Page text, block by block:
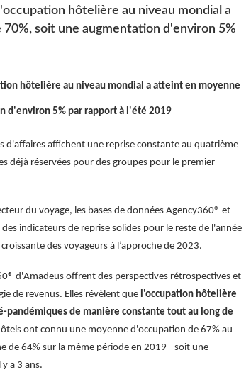
hôtelière au niveau mondial a
soit une augmentation d'environ 5%
hôtelière au niveau mondial a atteint en moyenne
d'environ 5% par rapport à l'été 2019
d'affaires affichent une reprise constante au quatrième
déjà réservées pour des groupes pour le premier
du voyage, les bases de données Agency360® et
indicateurs de reprise solides pour le reste de l'année
des voyageurs à l’approche de 2023.
d'Amadeus offrent des perspectives rétrospectives et
de revenus. Elles révèlent que l'occupation hôtelière
pandémiques de manière constante tout au long de
ont connu une moyenne d'occupation de 67% au
de 64% sur la même période en 2019 - soit une
a 3 ans.